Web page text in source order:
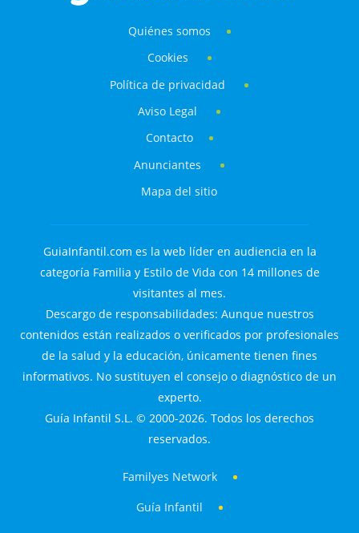
Quiénes somos
Cookies
Política de privacidad
Aviso Legal
Contacto
Anunciantes
Mapa del sitio
GuiaInfantil.com es la web líder en audiencia en la
categoría Familia y Estilo de Vida con 14 millones de
visitantes al mes.
Descargo de responsabilidades: Aunque nuestros
contenidos están realizados o verificados por profesionales
de la salud y la educación, únicamente tienen fines
informativos. No sustituyen el consejo o diagnóstico de un
experto.
Guía Infantil S.L. © 2000-2026. Todos los derechos
reservados.
Familyes Network
Guía Infantil